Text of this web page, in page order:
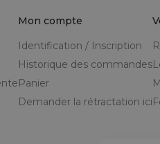
Mon compte
Identification / Inscription
Historique des commandes
Panier
Demander la rétractation ici